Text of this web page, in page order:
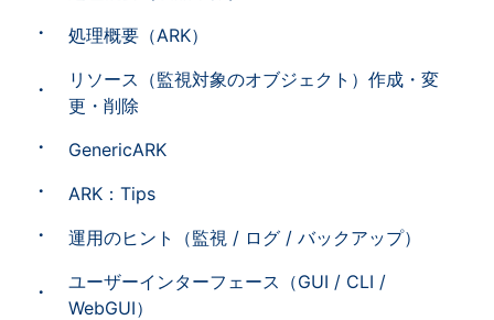
処理概要（ARK）
リソース（監視対象のオブジェクト）作成・変
更・削除
GenericARK
ARK：Tips
運用のヒント（監視 / ログ / バックアップ）
ユーザーインターフェース（GUI / CLI /
WebGUI）